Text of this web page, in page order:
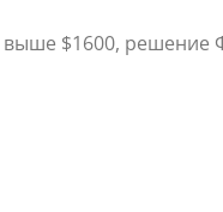
$1600, решение